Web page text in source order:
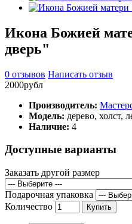
Икона Божией
дверь"
0 отзывов Написать отзыв
2000рубл
Производитель:
Модель: дерево, холст,
Наличие: 4
Доступные варианты
Заказать другой размер
Подарочная упаковка
Количество
Купить